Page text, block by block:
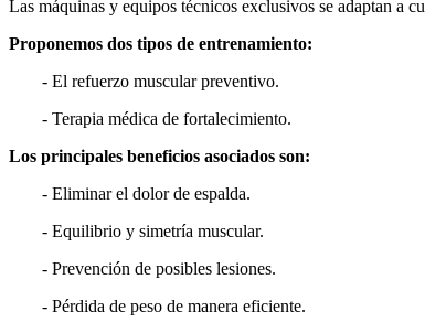
Las máquinas y equipos técnicos exclusivos se adaptan a
Proponemos dos tipos de entrenamiento:
- El refuerzo muscular preventivo.
- Terapia médica de fortalecimiento.
Los principales beneficios asociados son:
- Eliminar el dolor de espalda.
- Equilibrio y simetría muscular.
- Prevención de posibles lesiones.
- Pérdida de peso de manera eficiente.